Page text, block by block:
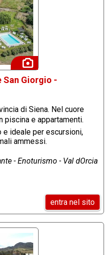
San Giorgio -
di Siena. Nel cuore
piscina e appartamenti.
e ideale per escursioni,
ammessi.
- Enoturismo - Val dOrcia
entra nel sito